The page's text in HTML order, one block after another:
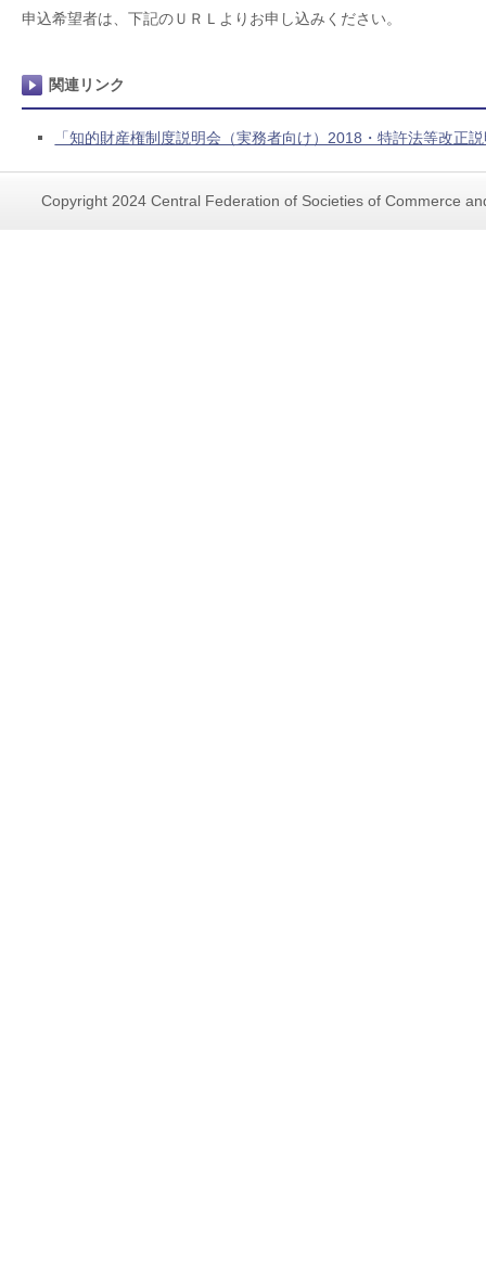
申込希望者は、下記のＵＲＬよりお申し込みください。
関連リンク
「知的財産権制度説明会（実務者向け）2018・特許法等改正
Copyright 2024 Central Federation of Societies of Commerce